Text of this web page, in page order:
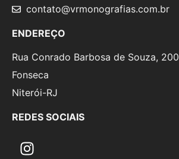
contato@vrmonografias.com.br
ENDEREÇO
Rua Conrado Barbosa de Souza, 200
Fonseca
Niterói-RJ
REDES SOCIAIS